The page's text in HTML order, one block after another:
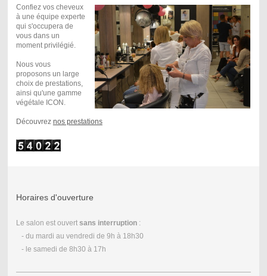
Confiez vos cheveux
à une équipe experte
qui s'occupera de
vous dans un
moment privilégié.
Nous vous
proposons un large
choix de prestations,
ainsi qu'une gamme
végétale ICON.
Découvrez nos prestations
Horaires d'ouverture
Le salon est ouvert sans interruption:
- du mardi au vendredi de 9h à 18h30
- le samedi de 8h30 à 17h